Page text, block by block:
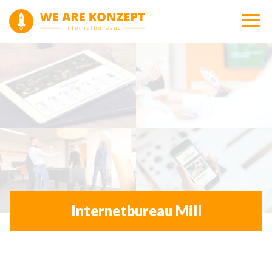
Internetbureau Mill